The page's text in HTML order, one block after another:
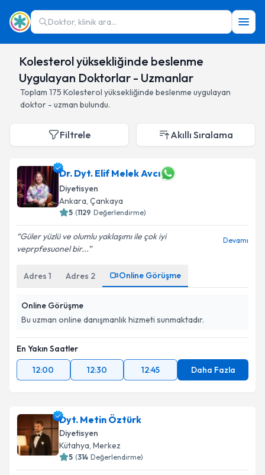
Doktor, klinik ara...
Kolesterol yüksekliğinde beslenme
Uygulayan Doktorlar - Uzmanlar
Toplam 175 Kolesterol yüksekliğinde beslenme uygulayan
doktor - uzman bulundu.
Filtrele Akıllı Sıralama
Dr. Dyt. Elif Melek Avcı
Diyetisyen
Ankara, Çankaya
5 (1129 Değerlendirme)
Güler yüzlü ve olumlu yaklaşımı ile çok iyi
veprpfesuonel bir...
Devamı
Adres 1 Adres 2 Online Görüşme
Online Görüşme
Bu uzman online danışmanlık hizmeti sunmaktadır.
En Yakın Saatler
12:00
12:30 12:45 Daha Fazla
Dyt. Metin Öztürk
Diyetisyen
Kütahya, Merkez
5 (314 Değerlendirme)